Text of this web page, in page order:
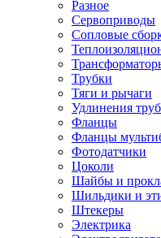
Разное
Сервоприводы
Сопловые
Трубки
Тяги и рычаги
Удлинения
Фланцы
Фланцы
Фотодатчики
Цоколи
Шайбы и
Шильдики и
Штекеры
Электрика